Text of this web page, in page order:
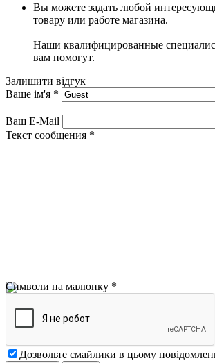
Вы можете задать любой
товару или работе магазина.
Наши квалифицированные
вам помогут.
Залишити відгук
Ваше ім'я *
Ваш E-Mail
Текст сообщения *
Символи на малюнку *
Дозвольте смайлики в цьому